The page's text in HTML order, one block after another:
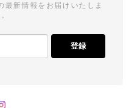
最新情報をお届けいたしま
登録